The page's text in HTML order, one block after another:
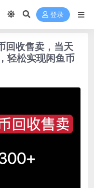
登录
回收售卖，当天
轻松实现闲鱼币